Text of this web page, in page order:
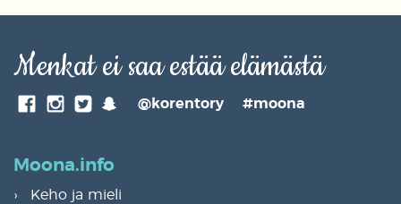
Menkat ei saa estää elämästä
Facebook
Instagram
Twitter
SnapChat
@korentory #moona
Moona.info
Keho ja mieli